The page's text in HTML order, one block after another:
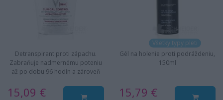
Detranspirant proti zápachu.
Zabraňuje nadmernému poteniu
až po dobu 96 hodín a zároveň
15,09 €
Všetky typy pleti
Gél na holenie proti podráždeniu,
150ml
15,79 €